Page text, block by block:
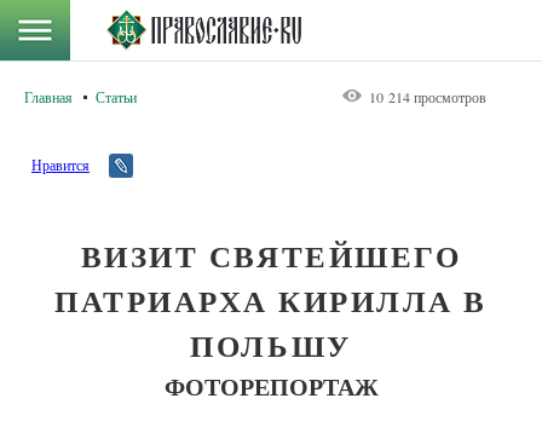
Главная Статьи 10 214 просмотров
Нравится
ВИЗИТ СВЯТЕЙШЕГО
ПАТРИАРХА КИРИЛЛА В
ПОЛЬШУ
ФОТОРЕПОРТАЖ